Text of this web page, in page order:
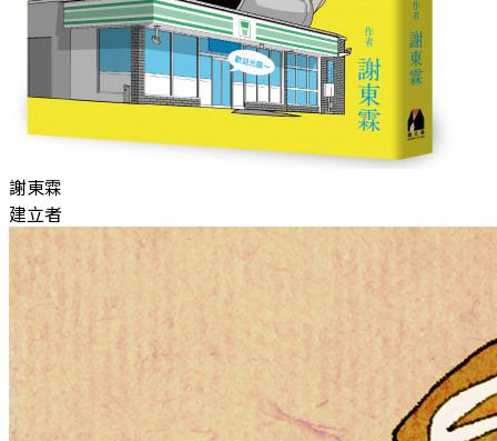
謝東霖
建立者